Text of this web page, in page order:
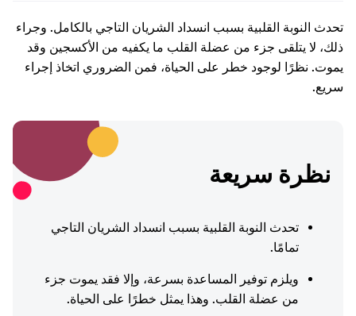
تحدث النوبة القلبية بسبب انسداد الشريان التاجي بالكامل. وجراء
ذلك، لا يتلقى جزء من عضلة القلب ما يكفيه من الأكسجين وقد
يموت. نظرًا لوجود خطر على الحياة، فمن الضروري اتخاذ إجراء
سريع.
نظرة سريعة
تحدث النوبة القلبية بسبب انسداد الشريان التاجي
تمامًا.
ويلزم توفير المساعدة بسرعة، وإلا فقد يموت جزء
من عضلة القلب. وهذا يمثل خطرًا على الحياة.